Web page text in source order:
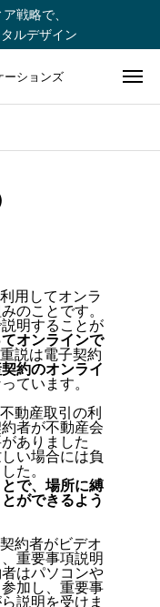
戦略で、
ルデザイン
ーションズ
用してオンラ
のことです。
明することが
オンラインで
説は電子契約
約のオンライ
ています。
不動産取引の利
者が不動産会
ありました
い場合には負
た。
で、場所に縛
ができるよう
約者がビデオ
重要事項説明
はパソコンや
加し、重要事
説明を受けま